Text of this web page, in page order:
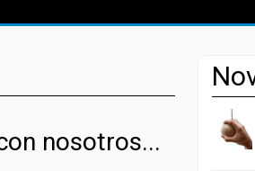
nosotros...